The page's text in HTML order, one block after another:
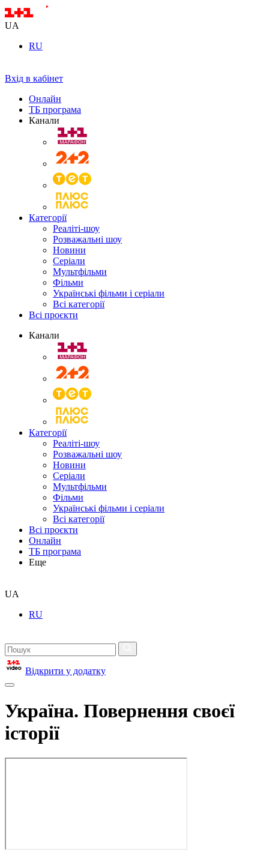
UA
RU
Вхід в кабінет
Онлайн
ТБ програма
Канали
Категорії
Реаліті-шоу
Розважальні шоу
Новини
Серіали
Мультфільми
Фільми
Українські фільми і серіали
Всі категорії
Всі проєкти
Канали
Категорії
Реаліті-шоу
Розважальні шоу
Новини
Серіали
Мультфільми
Фільми
Українські фільми і серіали
Всі категорії
Всі проєкти
Онлайн
ТБ програма
Еще
UA
RU
Відкрити у додатку
Україна. Повернення своєї
історії